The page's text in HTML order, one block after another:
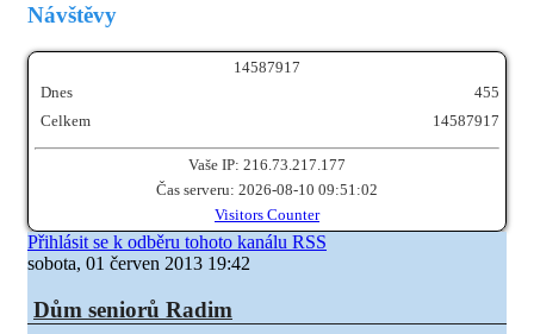
Návštěvy
1 458791 7
Dnes
Celkem
455
14587917
Vaše IP: 216.73.217.177
Čas serveru: 2026-08-10 09:51:02
Visitors Counter
Přihlásit se k odběru tohoto kanálu RSS
sobota, 01 červen 2013 19:42
Dům seniorů Radim